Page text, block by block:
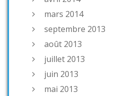
mars 2014
septembre 2013
août 2013
juillet 2013
juin 2013
mai 2013